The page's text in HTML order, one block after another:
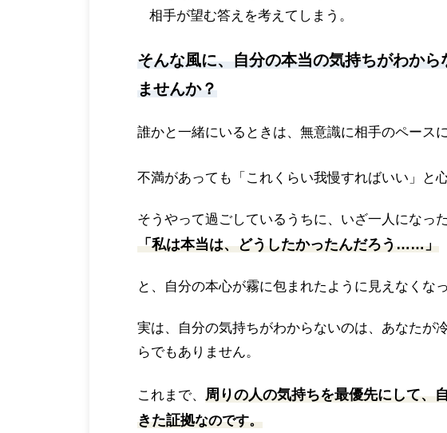
相手が望む答えを考えてしまう。
そんな風に、自分の本当の気持ちがわか
ませんか？
誰かと一緒にいるときは、無意識に相手のペース
不満があっても「これくらい我慢すればいい」と
そうやって過ごしているうちに、いざ一人になった
「私は本当は、どうしたかったんだろう……」
と、自分の本心が霧に包まれたように見えなくな
実は、自分の気持ちがわからないのは、あなたが
らでもありません。
これまで、 周りの人の気持ちを最優先にして、
きた証拠なのです。